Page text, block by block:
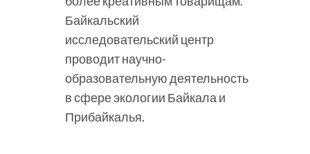
Байкальский
исследовательский центр
проводит научно-
образовательную деятельность
в сфере экологии Байкала и
Прибайкалья.